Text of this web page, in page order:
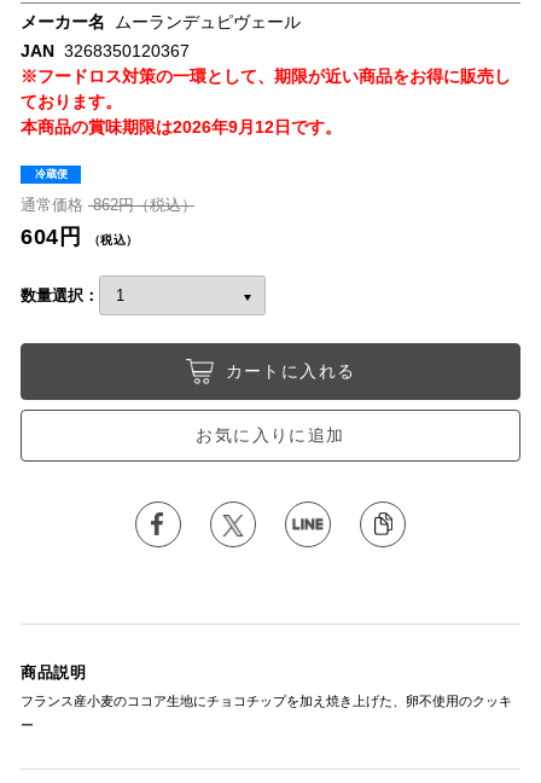
メーカー名
ムーランデュピヴェール
JAN 3268350120367
※フードロス対策の一環として、期限が近い商品をお得に販売し
ております。
本商品の賞味期限は2026年9月12日です。
冷蔵便
通常価格 862円（税込）
604円 （税込）
数量選択：
カートに入れる
お気に入りに追加
商品説明
フランス産小麦のココア生地にチョコチップを加え焼き上げた、卵不使用のクッキ
ー